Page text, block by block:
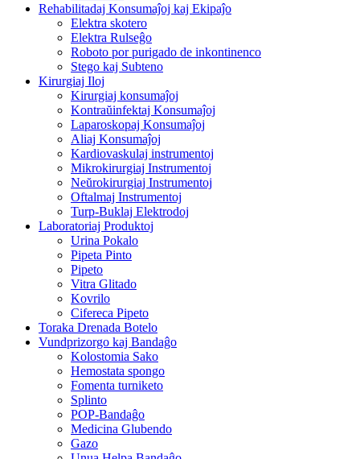
Rehabilitadaj Konsumaĵoj kaj Ekipaĵo
Elektra skotero
Elektra Rulseĝo
Roboto por purigado de inkontinenco
Stego kaj Subteno
Kirurgiaj Iloj
Kirurgiaj konsumaĵoj
Kontraŭinfektaj Konsumaĵoj
Laparoskopaj Konsumaĵoj
Aliaj Konsumaĵoj
Kardiovaskulaj instrumentoj
Mikrokirurgiaj Instrumentoj
Neŭrokirurgiaj Instrumentoj
Oftalmaj Instrumentoj
Turp-Buklaj Elektrodoj
Laboratoriaj Produktoj
Urina Pokalo
Pipeta Pinto
Pipeto
Vitra Glitado
Kovrilo
Cifereca Pipeto
Toraka Drenada Botelo
Vundprizorgo kaj Bandaĝo
Kolostomia Sako
Hemostata spongo
Fomenta turniketo
Splinto
POP-Bandaĝo
Medicina Glubendo
Gazo